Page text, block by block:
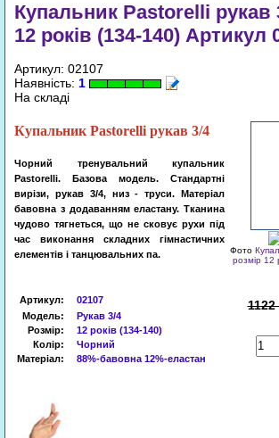
Купальник Pastorelli рукав
12 років (134-140) Артикул
Артикул: 02107
Наявність: 1
На складі
Фото
розмір 12
1122
Купальник Pastorelli рукав 3/4
Чорний тренувальний
купальник
Pastorelli. Базова модель.
Стандартні
вирізи, рукав 3/4, низ - труси. Матеріал
бавовна з додаванням еластану. Тканина
чудово тягнеться, що не сковує рухи під
час
виконання складних
гімнастичних
елементів і танцювальних па.
Артикул:
02107
Модель:
Рукав 3/4
Розмір:
12 років (134-140)
Колір:
Чорний
Матеріал:
88%-бавовна 12%-еластан